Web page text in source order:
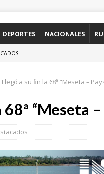
DEPORTES NACIONALES
Llegó a su fin la 68ª “Meseta –
“Meseta